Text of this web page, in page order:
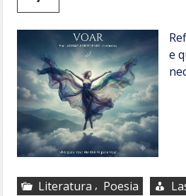
e
Literatura , Poesia